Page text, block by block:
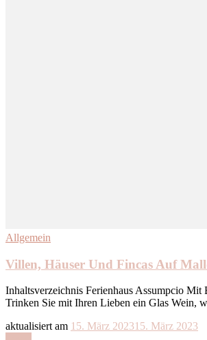
Allgemein
Villen, Häuser Und Fincas Auf
Inhaltsverzeichnis Ferienhaus Assumpcio
Trinken Sie mit Ihren Lieben ein Glas Wein,
aktualisiert am 15. März 202315. März 2023